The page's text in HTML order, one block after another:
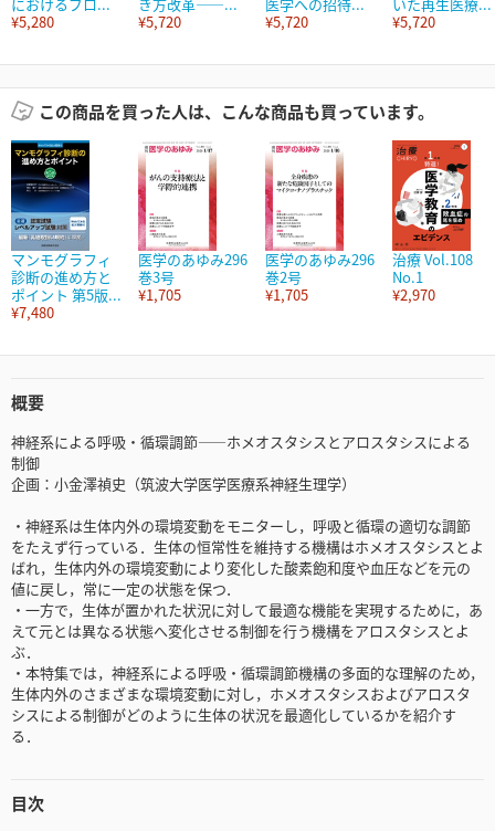
¥5,280
¥5,720
¥5,720
¥5,720
この商品を買った人は、こんな商品も買っています。
マンモグラフィ
診断の進め方と
ポイント 第5版...
¥7,480
医学のあゆみ296
巻3号
¥1,705
医学のあゆみ296
巻2号
¥1,705
治療 Vol.108
No.1
¥2,970
概要
神経系による呼吸・循環調節――ホメオスタシスとアロスタシスによる
制御
企画：小金澤禎史（筑波大学医学医療系神経生理学）
・神経系は生体内外の環境変動をモニターし，呼吸と循環の適切な調節
をたえず行っている．生体の恒常性を維持する機構はホメオスタシスとよ
ばれ，生体内外の環境変動により変化した酸素飽和度や血圧などを元の
値に戻し，常に一定の状態を保つ．
・一方で，生体が置かれた状況に対して最適な機能を実現するために，あ
えて元とは異なる状態へ変化させる制御を行う機構をアロスタシスとよ
ぶ．
・本特集では，神経系による呼吸・循環調節機構の多面的な理解のため，
生体内外のさまざまな環境変動に対し，ホメオスタシスおよびアロスタ
シスによる制御がどのように生体の状況を最適化しているかを紹介す
る．
目次